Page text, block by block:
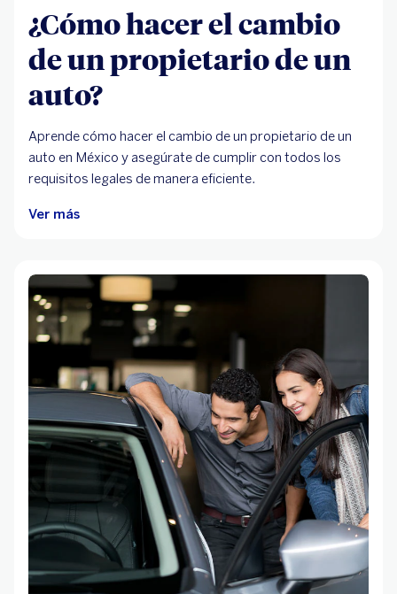
¿Cómo hacer el cambio
de un propietario de un
auto?
Aprende cómo hacer el cambio de un propietario de un
auto en México y asegúrate de cumplir con todos los
requisitos legales de manera eficiente.
Ver más